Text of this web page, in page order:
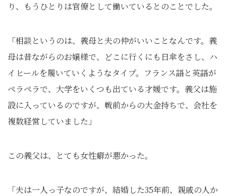
り、もうひとりは官僚として働いているとのことでした。
「相談というのは、義母と夫の仲がいいことなんです。義
母は昔ながらのお嬢様で、どこに行くにも日傘をさし、ハ
イヒールを履いていくようなタイプ。フランス語と英語が
ペラペラで、大学をいくつも出ている才媛です。義父は施
設に入っているのですが、戦前からの大金持ちで、会社を
複数経営していました」
この義父は、とても女性癖が悪かった。
「夫は一人っ子なのですが、結婚した35年前、親戚の人か